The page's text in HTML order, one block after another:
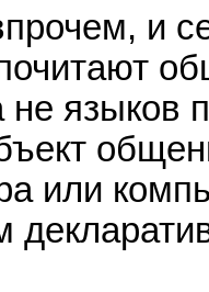
и
языков
или